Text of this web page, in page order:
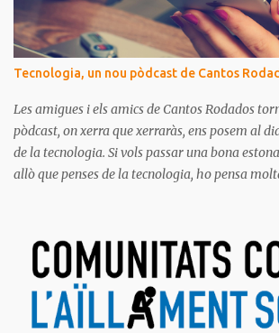
Tecnologia, un nou pòdcast de Cantos
Les amigues i els amics de Cantos Rodados
pòdcast, on xerra que xerraràs, ens posem al
de la tecnologia. Si vols passar una bona
allò que penses de la tecnologia, ho pensa
Ja saps el que diem, no t'ho pots perdre!